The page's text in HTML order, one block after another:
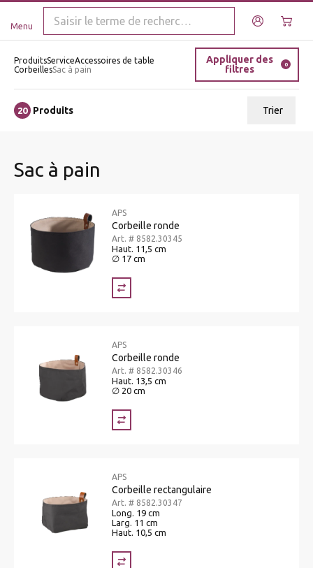
Menu
ProduitsServiceAccessoires de table
CorbeillesSac à pain
Appliquer des
filtres
0
20 Produits Trier
Sac à pain
APS
Corbeille ronde
Art. # 8582.30345
Haut. 11,5 cm
∅ 17 cm
APS
Corbeille ronde
Art. # 8582.30346
Haut. 13,5 cm
∅ 20 cm
APS
Corbeille rectangulaire
Art. # 8582.30347
Long. 19 cm
Larg. 11 cm
Haut. 10,5 cm